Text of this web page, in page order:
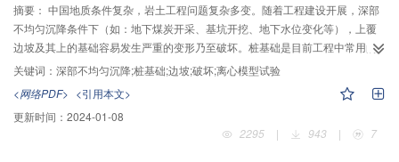
升段本构方程，其计算模型对风积沙混凝土的研究应用具有一定借鉴。
摘要： 中国地质条件复杂，岩土工程问题复杂多变。随着工程建设开展，深部
不均匀沉降条件下（如：地下煤炭开采、基坑开挖、地下水位变化等），上覆
边坡及其上的基础容易发生严重的变形乃至破坏。桩基础是目前工程中常用的
边坡加固方式，因此，边坡深部不均匀沉降条件下的桩基础破坏特性亟待研
究。作者采用液压系统模拟深部不均匀沉降条件，进行不同范围的深部不均匀
沉降条件下桩基础破坏特性的离心模型试验，探究不均匀沉降范围对桩基础变
形破坏特性的影响机制，以及深部不均匀沉降条件下桩基础的破坏机理。研究
结果表明：1）深部不均匀沉降条件下，桩基础所在土坡产生了3条主要的滑裂
关键词： 深部不均匀沉降;桩基础;边坡;破坏;离心模型试验
<网络PDF> <引用本文>
更新时间： 2024-01-08
2295
| 943 | 7